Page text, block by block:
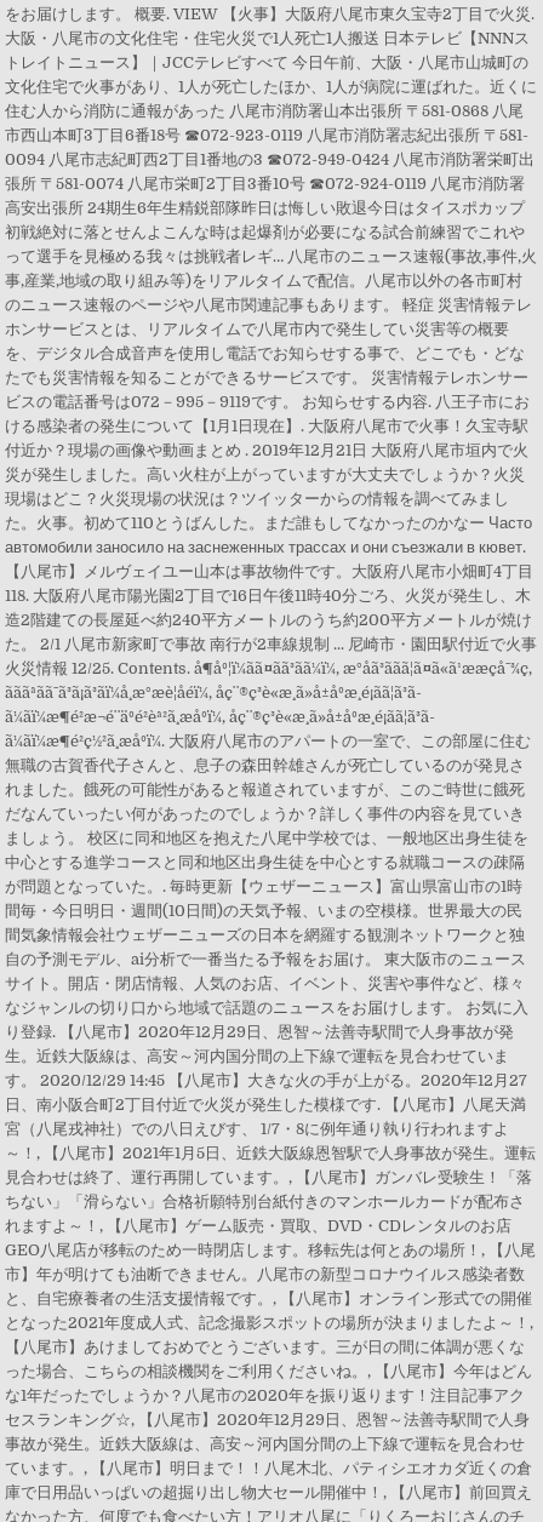
をお届けします。 概要. VIEW 【火事】大阪府八尾市東久宝寺2丁目で火災.
大阪・八尾市の文化住宅・住宅火災で1人死亡1人搬送 日本テレビ【NNNス
トレイトニュース】｜JCCテレビすべて 今日午前、大阪・八尾市山城町の
文化住宅で火事があり、1人が死亡したほか、1人が病院に運ばれた。近くに
住む人から消防に通報があった 八尾市消防署山本出張所 〒581-0868 八尾
市西山本町3丁目6番18号 ☎072-923-0119 八尾市消防署志紀出張所 〒581-
0094 八尾市志紀町西2丁目1番地の3 ☎072-949-0424 八尾市消防署栄町出
張所 〒581-0074 八尾市栄町2丁目3番10号 ☎072-924-0119 八尾市消防署
高安出張所 24期生6年生精鋭部隊昨日は悔しい敗退今日はタイスポカップ
初戦絶対に落とせんよこんな時は起爆剤が必要になる試合前練習でこれや
って選手を見極める我々は挑戦者レギ… 八尾市のニュース速報(事故,事件,火
事,産業,地域の取り組み等)をリアルタイムで配信。八尾市以外の各市町村
のニュース速報のページや八尾市関連記事もあります。 軽症 災害情報テレ
ホンサービスとは、リアルタイムで八尾市内で発生してい災害等の概要
を、デジタル合成音声を使用し電話でお知らせする事で、どこでも・どな
たでも災害情報を知ることができるサービスです。 災害情報テレホンサー
ビスの電話番号は072－995－9119です。 お知らせする内容. 八王子市にお
ける感染者の発生について【1月1日現在】. 大阪府八尾市で火事！久宝寺駅
付近か？現場の画像や動画まとめ . 2019年12月21日 大阪府八尾市垣内で火
災が発生しました。高い火柱が上がっていますが大丈夫でしょうか？火災
現場はどこ？火災現場の状況は？ツイッターからの情報を調べてみまし
た。火事。初めて110とうばんした。まだ誰もしてなかったのかなー Часто
автомобили заносило на заснеженных трассах и они съезжали в кювет.
【八尾市】メルヴェイユー山本は事故物件です。大阪府八尾市小畑町4丁目
118. 大阪府八尾市陽光園2丁目で16日午後11時40分ごろ、火災が発生し、木
造2階建ての長屋延べ約240平方メートルのうち約200平方メートルが焼け
た。 2/1 八尾市新家町で事故 南行が2車線規制 ... 尼崎市・園田駅付近で火事
火災情報 12/25. Contents. å¶åº¦ï¼ãã¤ãã³ãã¼ï¼, æ°åã³ã­ãã¦ã¤ã«ã¹ææçå¯¾ç­,
ãããªãã¯ã³ã¡ã³ãï¼å¸æ°æè¦åéï¼, åç¨®ç³è«æ¸ã»å±åºæ¸é¡ãã¦ã³ã­
ã¼ãï¼æ¶é²æ¬é¨äºé²èª²ã¸æåºï¼, åç¨®ç³è«æ¸ã»å±åºæ¸é¡ãã¦ã³ã­
ã¼ãï¼æ¶é²ç½²ã¸æåºï¼. 大阪府八尾市のアパートの一室で、この部屋に住む
無職の古賀香代子さんと、息子の森田幹雄さんが死亡しているのが発見さ
れました。餓死の可能性があると報道されていますが、このご時世に餓死
だなんていったい何があったのでしょうか？詳しく事件の内容を見ていき
ましょう。 校区に同和地区を抱えた八尾中学校では、一般地区出身生徒を
中心とする進学コースと同和地区出身生徒を中心とする就職コースの疎隔
が問題となっていた。. 毎時更新【ウェザーニュース】富山県富山市の1時
間毎・今日明日・週間(10日間)の天気予報、いまの空模様。世界最大の民
間気象情報会社ウェザーニューズの日本を網羅する観測ネットワークと独
自の予測モデル、ai分析で一番当たる予報をお届け。 東大阪市のニュース
サイト。開店・閉店情報、人気のお店、イベント、災害や事件など、様々
なジャンルの切り口から地域で話題のニュースをお届けします。 お気に入
り登録. 【八尾市】2020年12月29日、恩智～法善寺駅間で人身事故が発
生。近鉄大阪線は、高安～河内国分間の上下線で運転を見合わせていま
す。 2020/12/29 14:45 【八尾市】大きな火の手が上がる。2020年12月27
日、南小阪合町2丁目付近で火災が発生した模様です. 【八尾市】八尾天満
宮（八尾戎神社）での八日えびす、 1/7・8に例年通り執り行われますよ
～！, 【八尾市】2021年1月5日、近鉄大阪線恩智駅で人身事故が発生。運転
見合わせは終了、運行再開しています。, 【八尾市】ガンバレ受験生！「落
ちない」「滑らない」合格祈願特別台紙付きのマンホールカードが配布さ
れますよ～！, 【八尾市】ゲーム販売・買取、DVD・CDレンタルのお店
GEO八尾店が移転のため一時閉店します。移転先は何とあの場所！, 【八尾
市】年が明けても油断できません。八尾市の新型コロナウイルス感染者数
と、自宅療養者の生活支援情報です。, 【八尾市】オンライン形式での開催
となった2021年度成人式、記念撮影スポットの場所が決まりましたよ～！,
【八尾市】あけましておめでとうございます。三が日の間に体調が悪くな
った場合、こちらの相談機関をご利用くださいね。, 【八尾市】今年はどん
な1年だったでしょうか？八尾市の2020年を振り返ります！注目記事アク
セスランキング☆, 【八尾市】2020年12月29日、恩智～法善寺駅間で人身
事故が発生。近鉄大阪線は、高安～河内国分間の上下線で運転を見合わせ
ています。, 【八尾市】明日まで！！八尾木北、パティシエオカダ近くの倉
庫で日用品いっぱいの超掘り出し物大セール開催中！, 【八尾市】前回買え
なかった方、何度でも食べたい方！アリオ八尾に「りくろーおじさんのチ